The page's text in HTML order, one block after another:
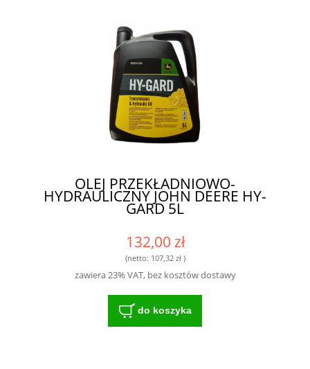
OLEJ PRZEKŁADNIOWO-
HYDRAULICZNY JOHN DEERE HY-
GARD 5L
132,00 zł
(netto: 107,32 zł)
zawiera 23% VAT, bez kosztów dostawy
do koszyka